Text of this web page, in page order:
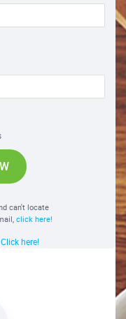
can't locate
click here!
Click here!